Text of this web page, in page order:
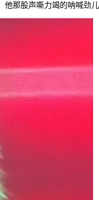
那股声嘶力竭的呐喊劲